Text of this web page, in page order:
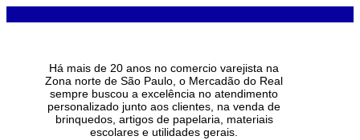
Há mais de 20 anos no comercio varejista na
Zona norte de São Paulo, o Mercadão do Real
sempre buscou a excelência no atendimento
personalizado junto aos clientes, na venda de
brinquedos, artigos de papelaria, materiais
escolares e utilidades gerais.